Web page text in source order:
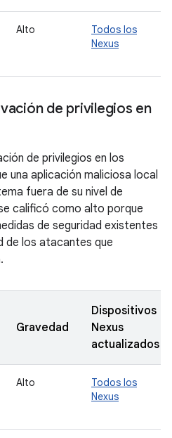
Alto
Todos los
Nexus
de privilegios en
de privilegios en los
una aplicación maliciosa local
fuera de su nivel de
calificó como alto porque
de seguridad existentes
de los atacantes que
Gravedad
Dispositivos
Nexus
actualizados
Alto
Todos los
Nexus